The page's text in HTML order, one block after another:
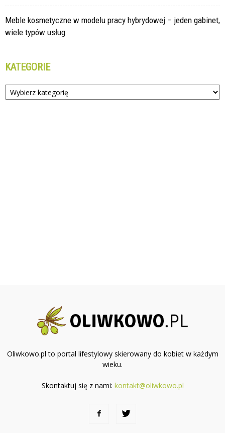
Meble kosmetyczne w modelu pracy hybrydowej – jeden gabinet,
wiele typów usług
KATEGORIE
Kategorie
Oliwkowo.pl to portal lifestylowy skierowany do kobiet w każdym
wieku.
Skontaktuj się z nami: kontakt@oliwkowo.pl